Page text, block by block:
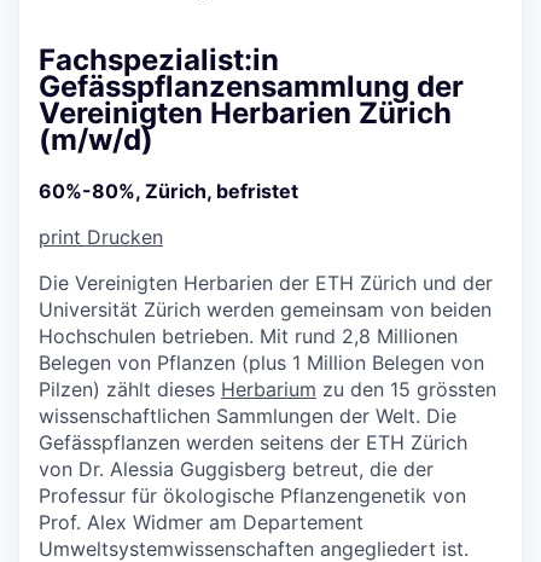
Fachspezialist:in
Gefässpflanzensammlung der
Vereinigten Herbarien Zürich
(m/w/d)
60%-80%, Zürich, befristet
print Drucken
Die Vereinigten Herbarien der ETH Zürich und der
Universität Zürich werden gemeinsam von beiden
Hochschulen betrieben. Mit rund 2,8 Millionen
Belegen von Pflanzen (plus 1 Million Belegen von
Pilzen) zählt dieses Herbarium zu den 15 grössten
wissenschaftlichen Sammlungen der Welt. Die
Gefässpflanzen werden seitens der ETH Zürich
von Dr. Alessia Guggisberg betreut, die der
Professur für ökologische Pflanzengenetik von
Prof. Alex Widmer am Departement
Umweltsystemwissenschaften angegliedert ist.